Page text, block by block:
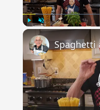
Unmute